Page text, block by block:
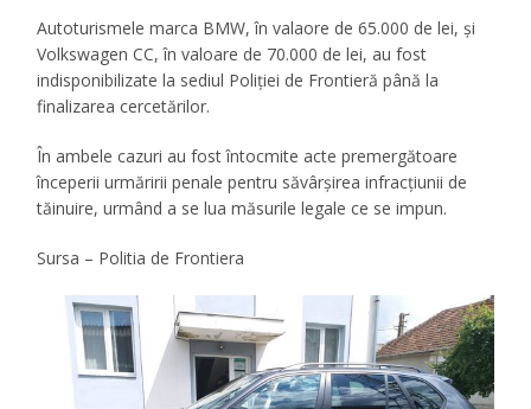
Autoturismele marca BMW, în valaore de 65.000 de lei, și
Volkswagen CC, în valoare de 70.000 de lei, au fost
indisponibilizate la sediul Poliției de Frontieră până la
finalizarea cercetărilor.
În ambele cazuri au fost întocmite acte premergătoare
începerii urmăririi penale pentru săvârșirea infracțiunii de
tăinuire, urmând a se lua măsurile legale ce se impun.
Sursa – Politia de Frontiera